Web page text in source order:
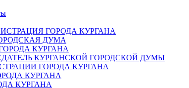
ГОРОДА КУРГАНА
ДУМА
КУРГАНА
КУРГАНСКОЙ ГОРОДСКОЙ ДУМЫ
ГОРОДА КУРГАНА
КУРГАНА
КУРГАНА